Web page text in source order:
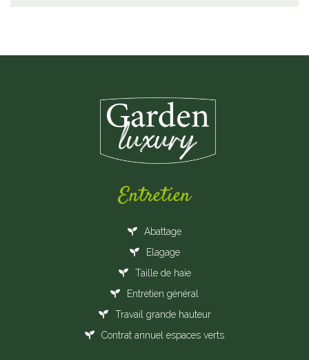
Entretien
Abattage
Elagage
Taille de haie
Entretien général
Travail grande hauteur
Contrat annuel espaces verts